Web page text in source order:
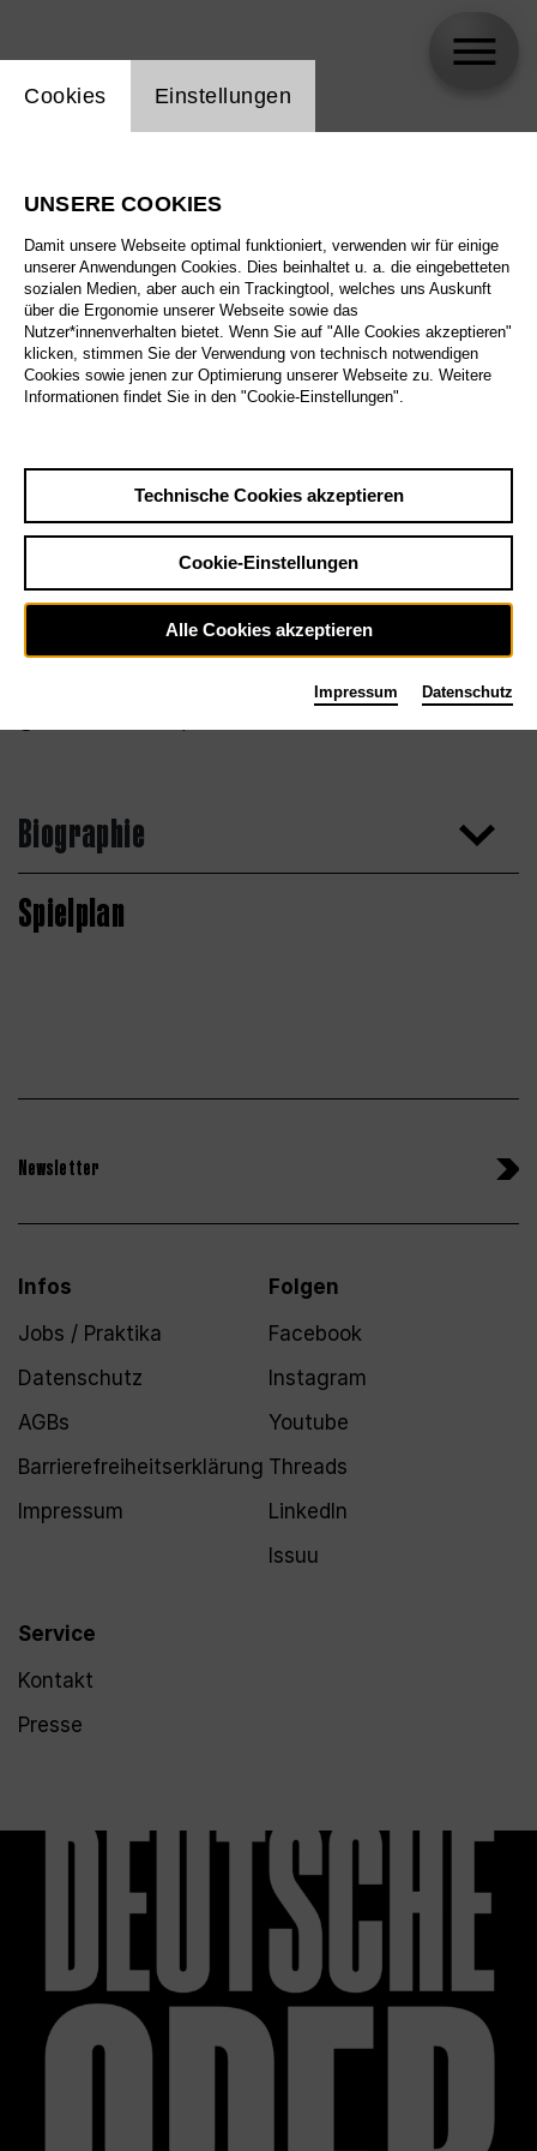
Biographie
Spielplan
Newsletter
Infos
Jobs / Praktika
Datenschutz
AGBs
Barrierefreiheitserklärung
Impressum
Service
Kontakt
Presse
Folgen
Facebook
Instagram
Youtube
Threads
LinkedIn
Issuu
Einstellung Website Cookie
Cookies Einstellungen
UNSERE COOKIES
Damit unsere Webseite optimal funktioniert, verwenden wir für einige
unserer Anwendungen Cookies. Dies beinhaltet u. a. die eingebetteten
sozialen Medien, aber auch ein Trackingtool, welches uns Auskunft
über die Ergonomie unserer Webseite sowie das
Nutzer*innenverhalten bietet. Wenn Sie auf "Alle Cookies akzeptieren"
klicken, stimmen Sie der Verwendung von technisch notwendigen
Cookies sowie jenen zur Optimierung unserer Webseite zu. Weitere
Informationen findet Sie in den "Cookie-Einstellungen".
Technische Cookies akzeptieren
Cookie-Einstellungen
Alle Cookies akzeptieren
Impressum Datenschutz